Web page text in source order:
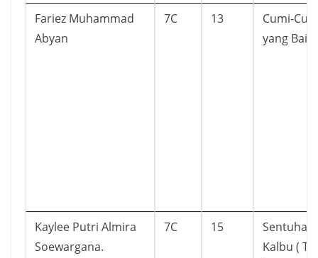
Fariez Muhammad
Abyan
7C 13
Cumi-
yang Baik
Kaylee Putri Almira
Soewargana.
7C 15
Sentuhan
Kalbu (